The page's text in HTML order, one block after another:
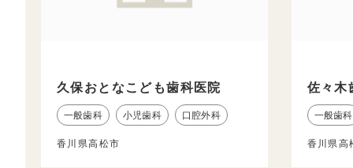
久保おとなこども歯科医院
一般歯科 小児歯科 口腔外科
香川県高松市
佐々木
一般歯科
香川県高